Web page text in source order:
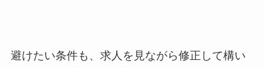
避けたい条件も、求人を見ながら修正して構い